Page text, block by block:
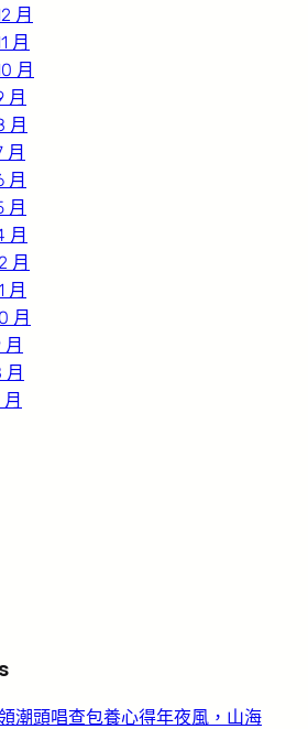
月
月
月
月
月
月
月
月
月
月
月
月
潮頭唱查包養心得年夜風，山海